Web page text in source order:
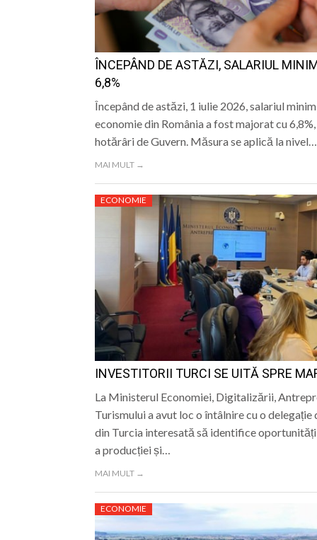
ÎNCEPÂND DE ASTĂZI, SALARIUL
6,8%
Începând de astăzi, 1 iulie 2026, salariul
economie din România a fost majorat cu
hotărâri de Guvern. Măsura se aplică la nivel…
MAI MULT →
ECONOMIE
INVESTITORII TURCI SE UITĂ SPRE
La Ministerul Economiei, Digitalizării,
Turismului a avut loc o întâlnire cu o
din Turcia interesată să identifice
a producției și…
MAI MULT →
ECONOMIE